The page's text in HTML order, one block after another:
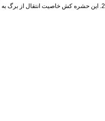
2. این حشره کش خاصیت انتقال از برگ به برگی دیگر و حتی انتقال به برگ هایی که